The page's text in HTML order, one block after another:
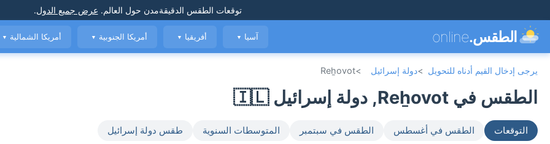
توقعات الطقس الدقيقةمدن حول العالم. عرض جميع الدول.
الطقس.online آسيا ▼ أفريقيا ▼ أمريكا الجنوبية ▼ أمريكا الشمالية ▼
يرجى إدخال القيم أدناه للتحويل >دولة إسرائيل >
Reẖovot
الطقس في Reẖovot, دولة إسرائيل 🇮🇱
التوقعات الطقس في أغسطس الطقس في سبتمبر المتوسطات السنوية طقس دولة إسرائيل